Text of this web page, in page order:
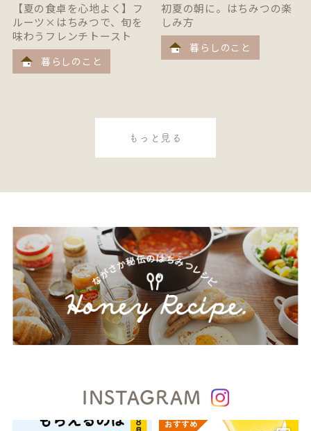
【夏の食卓を心地よく】フ
ルーツ×はちみつで、旬を
味わうフレンチトースト
暮らしのこと
初夏の朝に。はちみつの楽
しみ方
暮らしのこと
もっと見る
INSTAGRAM